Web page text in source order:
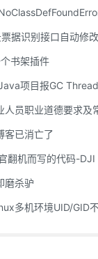
据识别接口自动修
书架插件
项目报GC Thread
人员职业道德要求及
客已消亡了
翻机而写的代码-
磨杀驴
机环境UID/GID不一致